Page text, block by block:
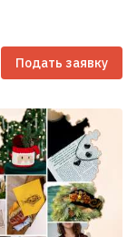
Подать заявку